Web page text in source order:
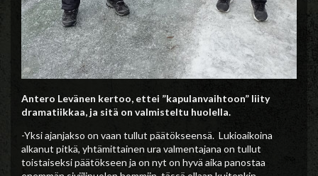
Antero Levänen kertoo, ettei ”kapulanvaihtoon” liity
dramatiikkaa, ja sitä on valmisteltu huolella.
-Yksi ajanjakso on vaan tullut päätökseensä. Lukioaikoina
alkanut pitkä, yhtämittainen ura valmentajana on tullut
toistaiseksi päätökseen ja on nyt on hyvä aika panostaa